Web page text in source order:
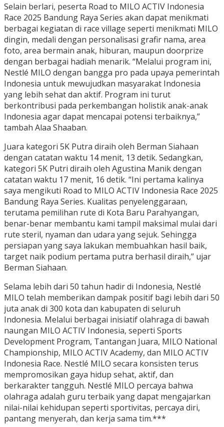
Selain berlari, peserta Road to MILO ACTIV Indonesia
Race 2025 Bandung Raya Series akan dapat menikmati
berbagai kegiatan di race village seperti menikmati MILO
dingin, medali dengan personalisasi grafir nama, area
foto, area bermain anak, hiburan, maupun doorprize
dengan berbagai hadiah menarik. “Melalui program ini,
Nestlé MILO dengan bangga pro pada upaya pemerintah
Indonesia untuk mewujudkan masyarakat Indonesia
yang lebih sehat dan aktif. Program ini turut
berkontribusi pada perkembangan holistik anak-anak
Indonesia agar dapat mencapai potensi terbaiknya,”
tambah Alaa Shaaban.
Juara kategori 5K Putra diraih oleh Berman Siahaan
dengan catatan waktu 14 menit, 13 detik. Sedangkan,
kategori 5K Putri diraih oleh Agustina Manik dengan
catatan waktu 17 menit, 16 detik. “Ini pertama kalinya
saya mengikuti Road to MILO ACTIV Indonesia Race 2025
Bandung Raya Series. Kualitas penyelenggaraan,
terutama pemilihan rute di Kota Baru Parahyangan,
benar-benar membantu kami tampil maksimal mulai dari
rute steril, nyaman dan udara yang sejuk. Sehingga
persiapan yang saya lakukan membuahkan hasil baik,
target naik podium pertama putra berhasil diraih,” ujar
Berman Siahaan.
Selama lebih dari 50 tahun hadir di Indonesia, Nestlé
MILO telah memberikan dampak positif bagi lebih dari 50
juta anak di 300 kota dan kabupaten di seluruh
Indonesia. Melalui berbagai inisiatif olahraga di bawah
naungan MILO ACTIV Indonesia, seperti Sports
Development Program, Tantangan Juara, MILO National
Championship, MILO ACTIV Academy, dan MILO ACTIV
Indonesia Race. Nestlé MILO secara konsisten terus
mempromosikan gaya hidup sehat, aktif, dan
berkarakter tangguh. Nestlé MILO percaya bahwa
olahraga adalah guru terbaik yang dapat mengajarkan
nilai-nilai kehidupan seperti sportivitas, percaya diri,
pantang menyerah, dan kerja sama tim.***